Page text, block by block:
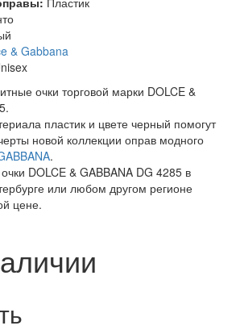
& Gabbana
очки торговой марки DOLCE &
пластик и цвете черный помогут
новой коллекции оправ модного
.
DOLCE & GABBANA DG 4285 в
или любом другом регионе
цене.